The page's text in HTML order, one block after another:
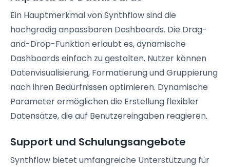
Ein Hauptmerkmal von Synthflow sind die
hochgradig anpassbaren Dashboards. Die Drag-
and-Drop-Funktion erlaubt es, dynamische
Dashboards einfach zu gestalten. Nutzer können
Datenvisualisierung, Formatierung und Gruppierung
nach ihren Bedürfnissen optimieren. Dynamische
Parameter ermöglichen die Erstellung flexibler
Datensätze, die auf Benutzereingaben reagieren.
Support und Schulungsangebote
Synthflow bietet umfangreiche Unterstützung für